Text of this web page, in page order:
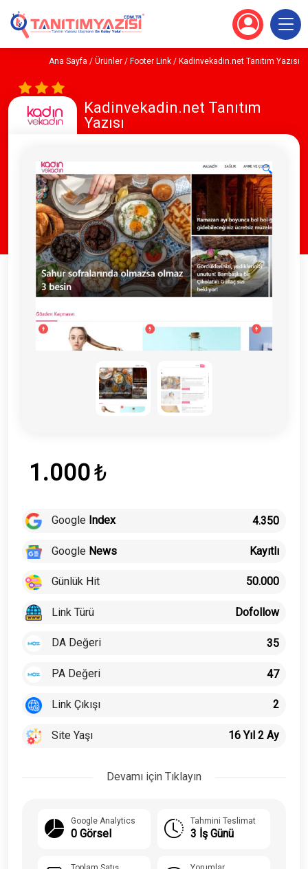
Ana Sayfa / Ürünler / Footer Link / Kadinvekadin.net Tanıtım Yazısı
Kadinvekadin.net Tanıtım
Yazısı
🔍
1.000₺
Google Index 4.350
Google News Kayıtlı
Günlük Hit 50.000
Link Türü Dofollow
DA Değeri 35
PA Değeri 47
Link Çıkışı 2
Site Yaşı 16 Yıl 2 Ay
Devamı için Tıklayın
Google Analytics
0 Görsel
Tahmini Teslimat
3 İş Günü